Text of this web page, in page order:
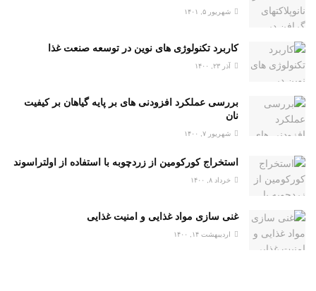
شهریور ۵, ۱۴۰۱
کاربرد تکنولوژی های نوین در توسعه صنعت غذا
آذر ۲۳, ۱۴۰۰
بررسی عملکرد افزودنی های بر پایه گیاهان بر کیفیت
نان
شهریور ۷, ۱۴۰۰
استخراج کورکومین از زردچوبه با استفاده از اولتراسوند
خرداد ۸, ۱۴۰۰
غنی سازی مواد غذایی و امنیت غذایی
اردیبهشت ۱۴, ۱۴۰۰